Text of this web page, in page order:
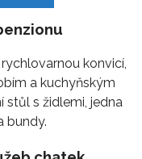
konvicí,
a kuchyňským
stůl s židlemi, jedna
bundy.